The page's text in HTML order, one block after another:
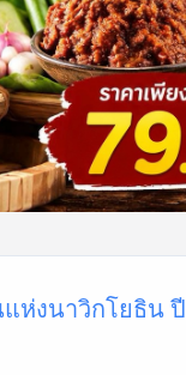
แห่งนาวิกโยธิน ปี